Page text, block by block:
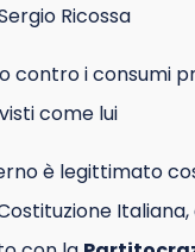
Ricossa
contro i consumi
come lui
è legittimato